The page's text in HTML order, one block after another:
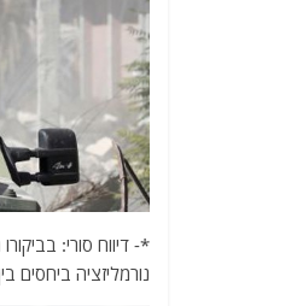
*- דיווח סורי:
נורמליזציה ביחסים בין 2 המדינות עוד לפני פתרון הבעיה